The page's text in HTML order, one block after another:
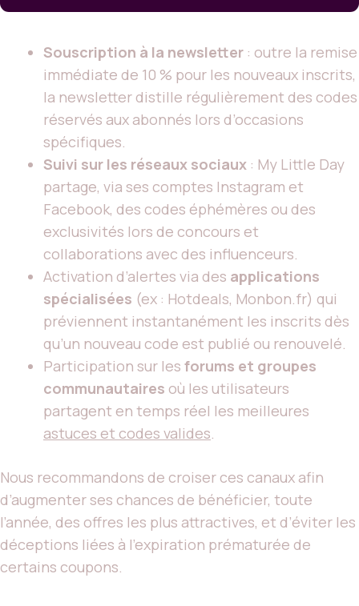
Souscription à la newsletter : outre la remise
immédiate de 10 % pour les nouveaux inscrits,
la newsletter distille régulièrement des codes
réservés aux abonnés lors d’occasions
spécifiques.
Suivi sur les réseaux sociaux : My Little Day
partage, via ses comptes Instagram et
Facebook, des codes éphémères ou des
exclusivités lors de concours et
collaborations avec des influenceurs.
Activation d’alertes via des applications
spécialisées (ex : Hotdeals, Monbon.fr) qui
préviennent instantanément les inscrits dès
qu’un nouveau code est publié ou renouvelé.
Participation sur les forums et groupes
communautaires où les utilisateurs
partagent en temps réel les meilleures
astuces et codes valides
Nous recommandons de croiser ces canaux afin
d’augmenter ses chances de bénéficier, toute
l’année, des offres les plus attractives, et d’éviter les
déceptions liées à l’expiration prématurée de
certains coupons.